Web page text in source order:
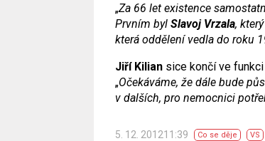
„Za 66 let existence
Prvním byl Slavoj Vrzala,
která oddělení vedla do roku
Jiří Kilian sice končí ve
„Očekáváme, že dále bude
v dalších, pro nemocnici
5. 12. 201211:39 Co se děje VS